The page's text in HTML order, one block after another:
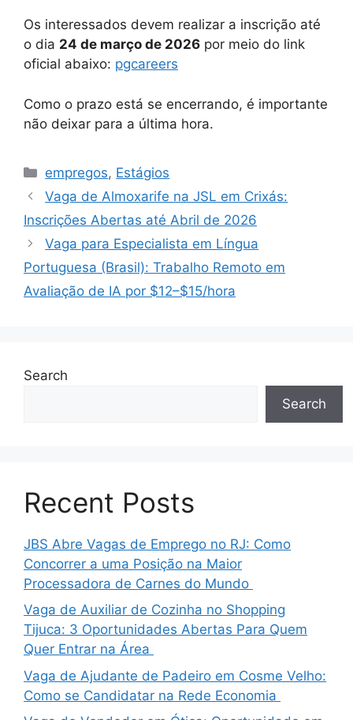
Os interessados devem realizar a inscrição até
o dia 24 de março de 2026 por meio do link
oficial abaixo: pgcareers
Como o prazo está se encerrando, é importante
não deixar para a última hora.
Categories
empregos, Estágios
Vaga de Almoxarife na JSL em Crixás:
Inscrições Abertas até Abril de 2026
Vaga para Especialista em Língua
Portuguesa (Brasil): Trabalho Remoto em
Avaliação de IA por $12–$15/hora
Search
Search
Recent Posts
JBS Abre Vagas de Emprego no RJ: Como
Concorrer a uma Posição na Maior
Processadora de Carnes do Mundo
Vaga de Auxiliar de Cozinha no Shopping
Tijuca: 3 Oportunidades Abertas Para Quem
Quer Entrar na Área
Vaga de Ajudante de Padeiro em Cosme Velho:
Como se Candidatar na Rede Economia